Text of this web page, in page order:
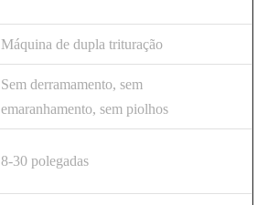
Máquina de dupla trituração
Sem derramamento, sem
emaranhamento, sem piolhos
8-30 polegadas